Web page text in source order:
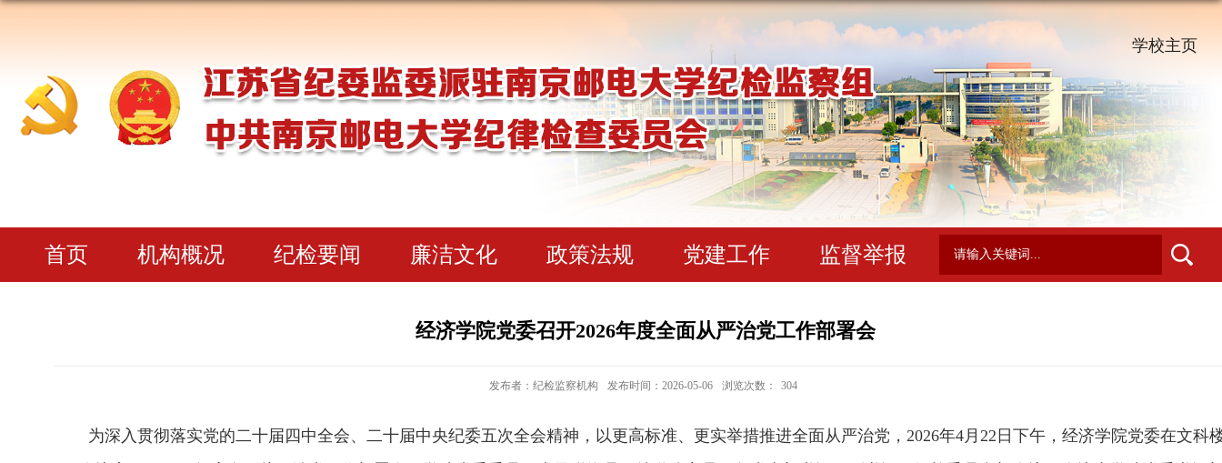
学校主页
首页 机构概况 纪检要闻 廉洁文化 政策法规 党建工作 监督举报
经济学院党委召开2026年度全面从严治党工作部署会
发布者：纪检监察机构 发布时间：2026-05-06 浏览次数： 304
为深入贯彻落实党的二十届四中全会、 二十届中央纪委五次全会精神 ，以更高标准、更实举措推进全面从严治党， 2026年4月 22 日下午，经济学院党委在文科